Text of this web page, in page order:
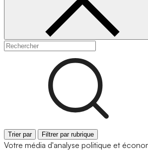
Trier par Filtrer par rubrique
Votre média d'analyse politique et